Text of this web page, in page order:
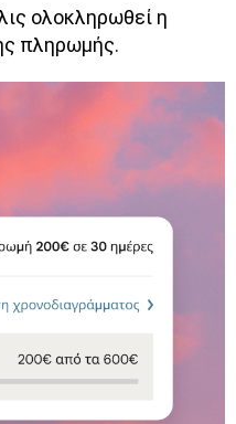
ολοκληρωθεί η
πληρωμής.